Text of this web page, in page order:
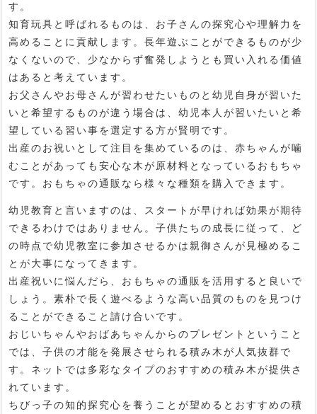
す。
知育玩具と呼ばれるものは、お子さんの探究心や理解力を
高めることに貢献します。長年遊ぶことができるものが少
なくないので、少なからず奮発しようとも買い入れる価値
はあると考えています。
お父さんやお母さんが習わせたいものと幼児自身が習いた
いと希望するものが違う場合は、幼児本人が習いたいと希
望している習い事を選定する方が賢明です。
出産のお祝いとして注目を集めているのは、赤ちゃんが噛
むことがあっても安心な木が原材料となっているおもちゃ
です。おもちゃの通販なら様々な種類を購入できます。
幼児教育と言いますのは、スタートが早ければ効果が期待
できるわけではありません。子供たちの成長に従って、ど
の時点で幼児教室に参加させるかは親御さんが見極めるこ
とが大事になってきます。
出産祝いに悩んだら、おもちゃの通販を活用すると良いで
しょう。素朴で長く遊べるような高い品質のものを見つけ
ることができること請け合いです。
おじいちゃんやおばあちゃんからのプレゼントということ
では、子供の才能を発展させられる積み木が人気抜群で
す。ネットでは多彩なタイプのおすすめの積み木が提供さ
れています。
ちびっ子の知的探究心を養うことが望めるとおすすめの積